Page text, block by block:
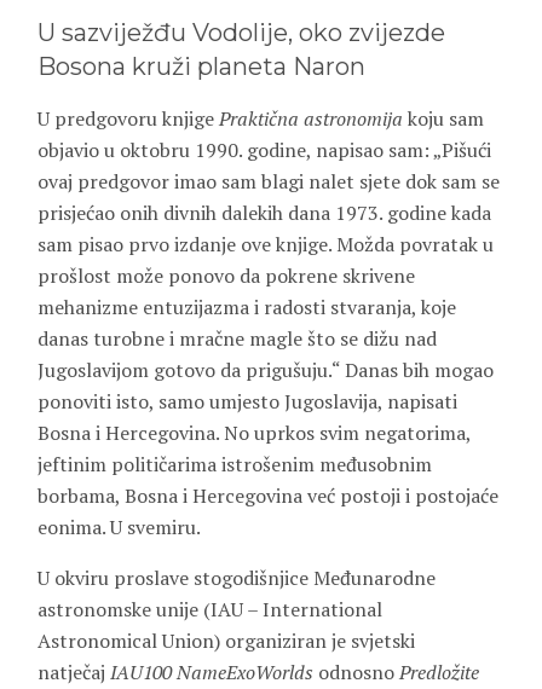
U sazviježđu Vodolije, oko zvijezde
Bosona kruži planeta Naron
U predgovoru knjigePraktična astronomija koju sam
objavio u oktobru 1990. godine, napisao sam: „Pišući
ovaj predgovor imao sam blagi nalet sjete dok sam se
prisjećao onih divnih dalekih dana 1973. godine kada
sam pisao prvo izdanje ove knjige. Možda povratak u
prošlost može ponovo da pokrene skrivene
mehanizme entuzijazma i radosti stvaranja, koje
danas turobne i mračne magle što se dižu nad
Jugoslavijom gotovo da prigušuju.“ Danas bih mogao
ponoviti isto, samo umjesto Jugoslavija, napisati
Bosna i Hercegovina. No uprkos svim negatorima,
jeftinim političarima istrošenim međusobnim
borbama, Bosna i Hercegovina već postoji i postojaće
eonima. U svemiru.
U okviru proslave stogodišnjice Međunarodne
astronomske unije (IAU – International
Astronomical Union) organiziran je svjetski
natječaj IAU100 NameExoWorlds odnosnoPredložite